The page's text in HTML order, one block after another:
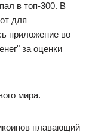
в топ-300. В
для
приложение во
за оценки
мира.
плавающий